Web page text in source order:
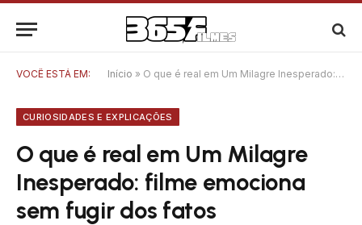
VOCÊ ESTÁ EM: Início » O que é real em Um Milagre Inesperado: filme emociona sem fugir dos fatos
CURIOSIDADES E EXPLICAÇÕES
O que é real em Um Milagre
Inesperado: filme emociona
sem fugir dos fatos